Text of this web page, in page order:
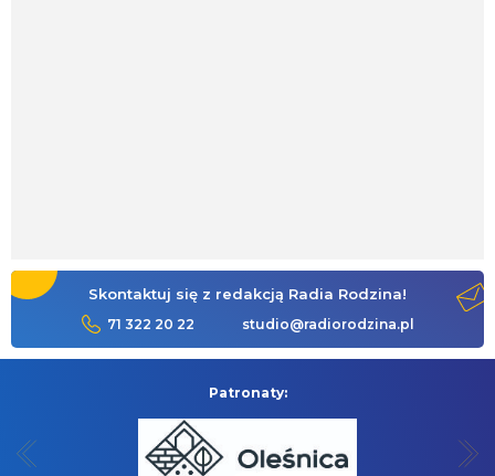
Skontaktuj się z redakcją Radia Rodzina!
71 322 20 22 studio@radiorodzina.pl
Patronaty: